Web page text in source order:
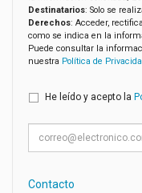
Destinatarios: Solo se
Derechos: Acceder,
como se indica en la
Puede consultar la
nuestra Política de
He leído y acepto la
Contacto